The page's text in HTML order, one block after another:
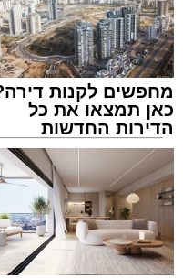
מחפשים לקנות
כאן תמצאו את כל
הדירות החדשות
למכירה באשדוד >>>